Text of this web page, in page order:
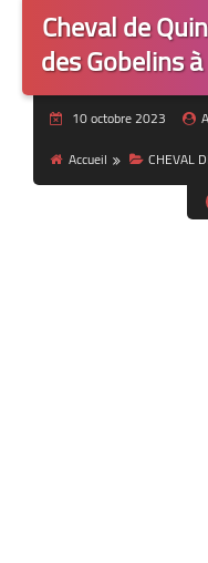
Cheval de
des Gobelins
10 octobre 2023
Accueil
CHEVAL